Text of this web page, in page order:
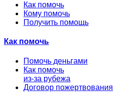
Как помочь
Кому помочь
Получить помощь
Как помочь
Помочь деньгами
Как помочь
из-за рубежа
Договор пожертвования